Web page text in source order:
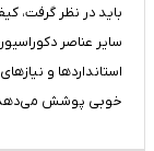
باید در نظر گرفت،
سایر عناصر
استانداردها و
خوبی پوشش